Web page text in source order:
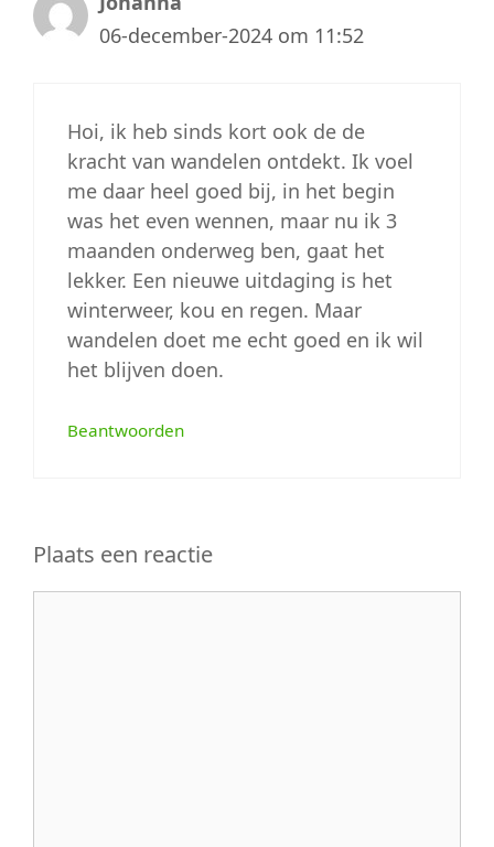
06-december-2024 om 11:52
Hoi, ik heb sinds kort ook de de
kracht van wandelen ontdekt. Ik voel
me daar heel goed bij, in het begin
was het even wennen, maar nu ik 3
maanden onderweg ben, gaat het
lekker. Een nieuwe uitdaging is het
winterweer, kou en regen. Maar
wandelen doet me echt goed en ik wil
het blijven doen.
Beantwoorden
Plaats een reactie